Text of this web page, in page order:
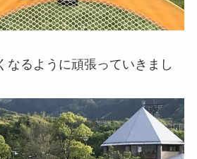
なるように頑張っていきまし